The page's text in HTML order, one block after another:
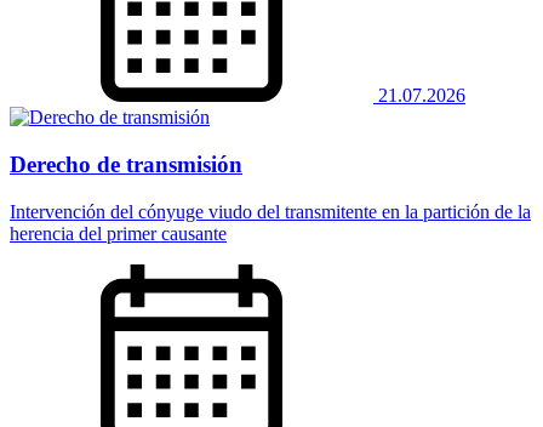
21.07.2026
Derecho de transmisión
Intervención del cónyuge viudo del transmitente en la partición de la
herencia del primer causante